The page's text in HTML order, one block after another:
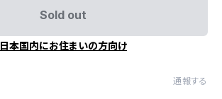
Sold out
日本国内にお住まいの方向け
通報する